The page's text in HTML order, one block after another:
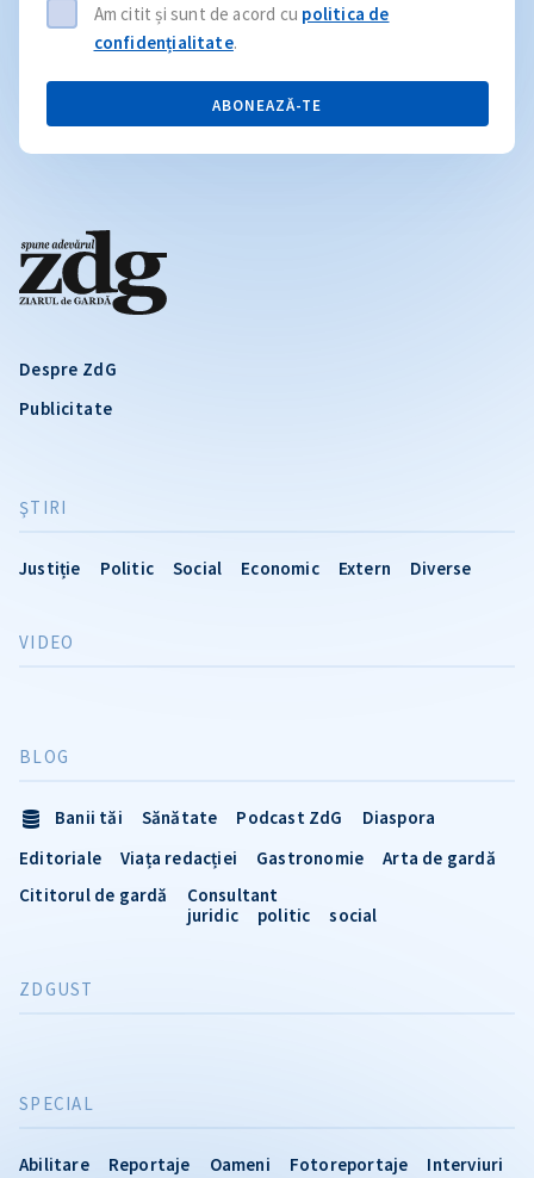
Despre ZdG
Publicitate
ŞTIRI
Justiție Politic Social Economic Extern Diverse
VIDEO
SPECIAL
Abilitare Reportaje Oameni Fotoreportaje
Interviuri
BLOG
Banii tăi Sănătate Podcast ZdG
Diaspora
Editoriale
Viața redacției Gastronomie
Arta de gardă
Cititorul de gardă
Consultant
juridic
politic social
ZDGUST
Am citit și sunt de acord cu politica de
confidențialitate.
ABONEAZĂ-TE